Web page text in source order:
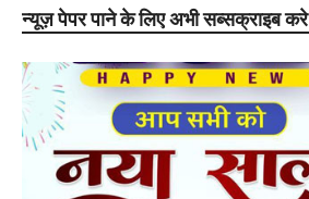
न्यूज़ पेपर पाने के लिए अभी सब्सक्राइब करे